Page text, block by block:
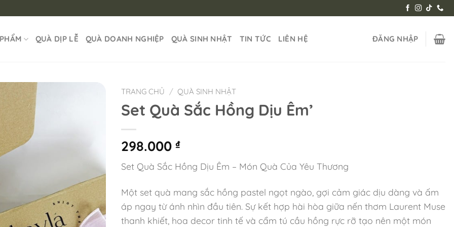
QUÀ DỊP LỄ QUÀ DOANH NGHIỆP QUÀ SINH NHẬT TIN TỨC LIÊN HỆ ĐĂNG NHẬP
TRANG CHỦ / QUÀ SINH NHẬT
Set Quà Sắc Hồng Dịu Êm’
298.000 ₫
Set Quà Sắc Hồng Dịu Êm – Món Quà Của Yêu Thương
Một set quà mang sắc hồng pastel ngọt ngào, gợi cảm giác dịu dàng và ấm
áp ngay từ ánh nhìn đầu tiên. Sự kết hợp hài hòa giữa nến thơm Laurent Muse
thanh khiết, hoa decor tinh tế và cẩm tú cầu hồng rực rỡ tạo nên một món